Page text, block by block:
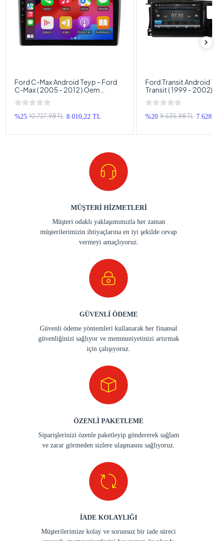
Ford C-Max Android Teyp – Ford
C-Max ( 2005 - 2012 ) Oem
Android Multimedya – Ford C-Max
Android Double Teyp
%25 10.727,98 TL 8.010,22 TL
Ford Transit Android
Transit ( 1999 - 2002)
Android Multimedya –
Android Double Teyp
%20 9.535,98 TL
MÜŞTERİ HİZMETLERİ
Müşteri odaklı yaklaşımımızla her zaman
müşterilerimizin ihtiyaçlarına en iyi şekilde cevap
vermeyi amaçlıyoruz.
GÜVENLİ ÖDEME
Güvenli ödeme yöntemleri kullanarak her finansal
güvenliğinizi sağlıyor ve memnuniyetinizi artırmak
için çalışıyoruz.
ÖZENLİ PAKETLEME
Siparişlerinizi özenle paketleyip göndererek sağlam
ve zarar görmeden sizlere ulaşmasını sağlıyoruz.
İADE KOLAYLIĞI
Müşterilerimize kolay ve sorunsuz bir iade süreci